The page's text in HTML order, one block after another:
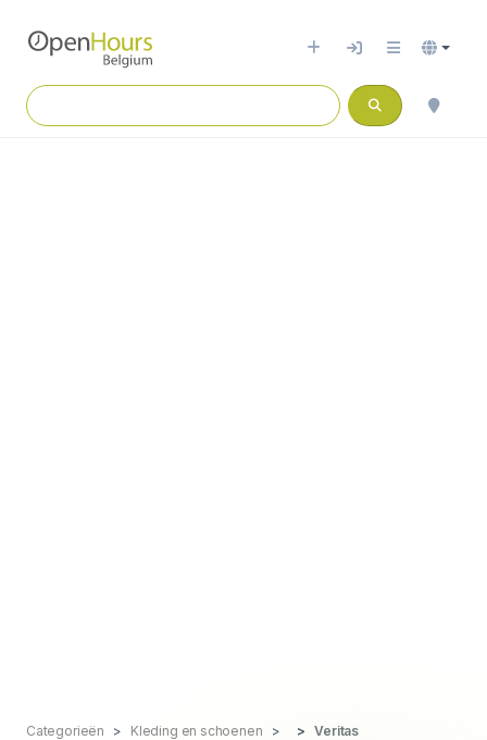
Categorieën Kleding en schoenen Veritas